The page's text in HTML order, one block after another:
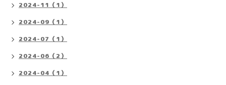
2024-11（1）
2024-09（1）
2024-07（1）
2024-06（2）
2024-04（1）